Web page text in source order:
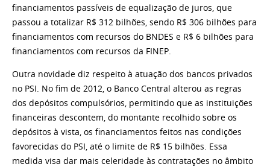
financiamentos passíveis de equalização de juros, que
passou a totalizar R$ 312 bilhões, sendo R$ 306 bilhões para
financiamentos com recursos do BNDES e R$ 6 bilhões para
financiamentos com recursos da FINEP.
Outra novidade diz respeito à atuação dos bancos privados
no PSI. No fim de 2012, o Banco Central alterou as regras
dos depósitos compulsórios, permitindo que as instituições
financeiras descontem, do montante recolhido sobre os
depósitos à vista, os financiamentos feitos nas condições
favorecidas do PSI, até o limite de R$ 15 bilhões. Essa
medida visa dar mais celeridade às contratações no âmbito